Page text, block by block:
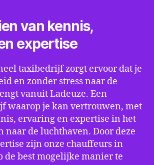
van kennis,
expertise
taxibedrijf zorgt ervoor dat je
en zonder stress naar de
vanuit Ladeuze. Een
waarop je kan vertrouwen, met
ervaring en expertise in het
naar de luchthaven. Door deze
zijn onze chauffeurs in
de best mogelijke manier te